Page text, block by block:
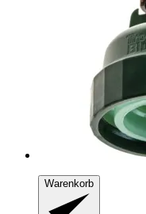
Warenkorb